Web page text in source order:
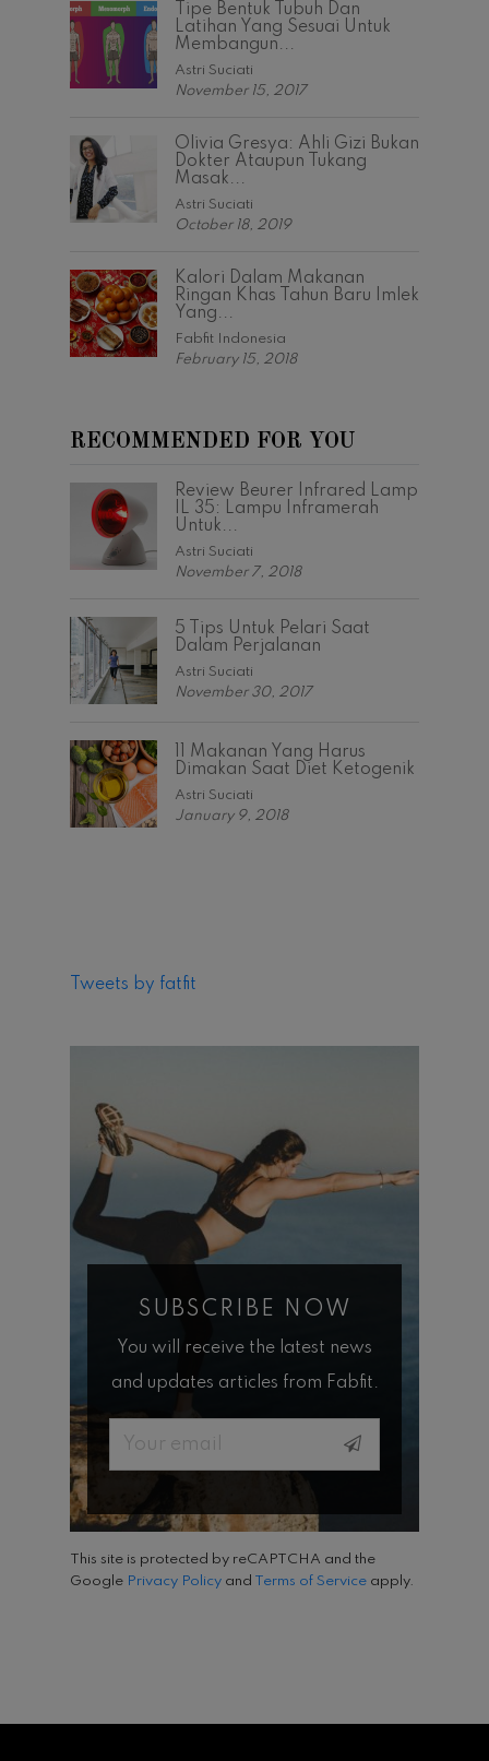
Tipe Bentuk Tubuh Dan
Latihan Yang Sesuai Untuk
Membangun...
Astri Suciati
November 15, 2017
Olivia Gresya: Ahli Gizi Bukan
Dokter Ataupun Tukang
Masak...
Astri Suciati
October 18, 2019
Kalori Dalam Makanan
Ringan Khas Tahun Baru Imlek
Yang...
Fabfit Indonesia
February 15, 2018
RECOMMENDED FOR YOU
Review Beurer Infrared Lamp
IL 35: Lampu Inframerah
Untuk...
Astri Suciati
November 7, 2018
5 Tips Untuk Pelari Saat
Dalam Perjalanan
Astri Suciati
November 30, 2017
11 Makanan Yang Harus
Dimakan Saat Diet Ketogenik
Astri Suciati
January 9, 2018
Tweets by fatfit
SUBSCRIBE NOW
You will receive the latest news
and updates articles from Fabfit.
Email
This site is protected by reCAPTCHA and the
Google Privacy Policy and Terms of Service apply.